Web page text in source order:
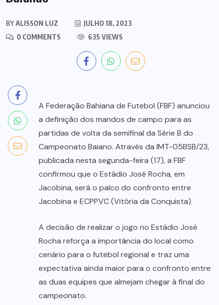
BYALISSON LUZ
JULHO 18, 2023
0 COMMENTS
635 VIEWS
A Federação Bahiana de Futebol (FBF) anunciou
a definição dos mandos de campo para as
partidas de volta da semifinal da Série B do
Campeonato Baiano. Através da IMT-05BSB/23,
publicada nesta segunda-feira (17), a FBF
confirmou que o Estádio José Rocha, em
Jacobina, será o palco do confronto entre
Jacobina e ECPPVC (Vitória da Conquista).
A decisão de realizar o jogo no Estádio José
Rocha reforça a importância do local como
cenário para o futebol regional e traz uma
expectativa ainda maior para o confronto entre
as duas equipes que almejam chegar à final do
campeonato.